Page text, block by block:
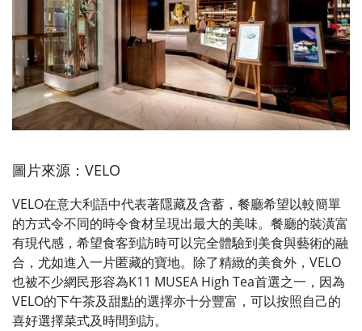
圖片來源：VELO
VELO在意大利語中代表著隱藏及含蓄，餐廳希望以較簡單
的方式令不同的時令食材呈現出最大的美味。餐廳的裝潢富
有現代感，希望食客到訪時可以完全體驗到美食與藝術的融
合，尤如進入一片匿藏的寶地。除了精緻的美食外，VELO
也被不少網民形容為K11 MUSEA High Tea首選之一，因為
VELO的下午茶及甜點的選擇亦十分豐富，可以按照自己的
喜好選擇菜式及時間到訪。